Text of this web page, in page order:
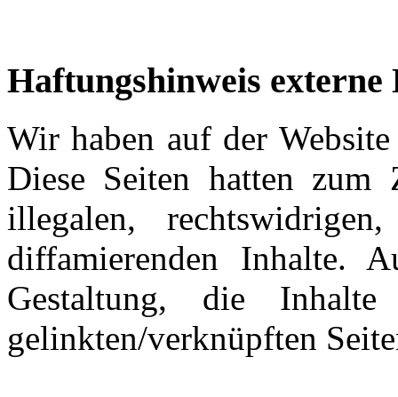
Haftungshinweis externe
Wir haben auf der
Diese Seiten hatten
illegalen,
diffamierenden Inhalte.
Gestaltung, die
gelinkten/verknüpften